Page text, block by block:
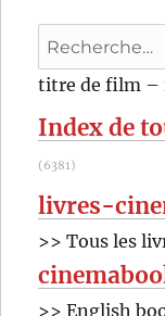
Recherche
pour
:
titre de film –
Index de
(6381)
livres-
>> Tous les
>> English